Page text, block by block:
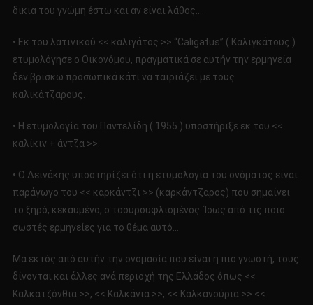
δικιά του γνώμη έστω και αν είναι λάθος….
• Εκ του λατινικού << καλιγάτος >> “Caligatus” ( Καλιγκάτους )
ετυμολόγησε ο Οικονόμου, πραγματικά σε αυτήν την ερμηνεία
δεν βρίσκω προσωπικά κάτι να ταιριάζει με τους
καλικάτζαρους.
• Η ετυμολογία του Παντελίδη ( 1955 ) υποστήριξε εκ του <<
καλίκιν + άντζα >>.
• Ο Δεινάκης υποστηρίζει ότι η ετυμολογία του ονόματος είναι
παράγωγο του << καρκάντζι >> (καρκάντζαρος) που σημαίνει
το ξηρό, κεκαυμένο, o τσουρουφλισμένος. Ίσως από τις ποιο
σωστές ερμηνείες για το θέμα αυτό…
Μα εκτός από αυτήν την ονομασία που είναι η πιο γνωστή, τους
δίνονται και άλλες ανά περιοχή της Ελλάδος όπως <<
Καλκατζόνθια >>, << Καλκάνια >>, << Καλκανούρια >> <<